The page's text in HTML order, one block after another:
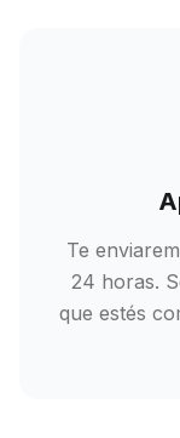
Te
24 horas.
que estés